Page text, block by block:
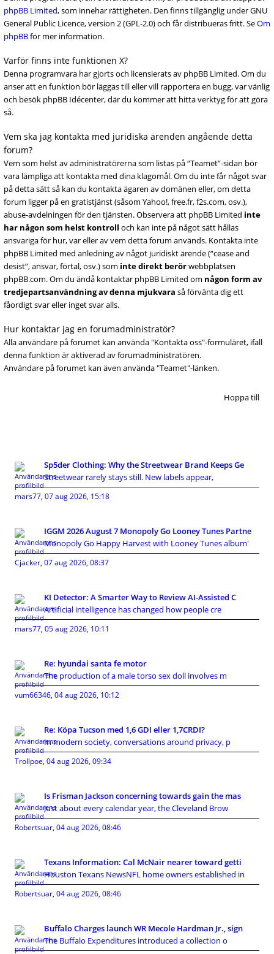
phpBB Limited, som innehar rättigheten. Den finns tillgänglig under GNU
General Public Licence, version 2 (GPL-2.0) och får distribueras fritt. SeOm
phpBBför mer information.
Varför finns inte funktionen X?
Denna programvara har gjorts och licensierats av phpBB Limited. Om du
anser att en funktion bör läggas till eller vill rapportera en bugg, var vänlig
och besök phpBB Idécenter, där du kommer att hitta verktyg för att göra
så.
Vem ska jag kontakta med juridiska ärenden angående detta
forum?
Vem som helst av administratörerna som listas på “Teamet”-sidan bör
vara lämpliga att kontakta med dina klagomål. Om du inte får något svar
på detta sätt så kan du kontakta ägaren av domänen eller, om detta
forum ligger på en gratistjänst (såsom Yahoo!, free.fr, f2s.com, osv.),
abuse-avdelningen för den tjänsten. Observera att phpBB Limited inte
har någon som helst kontroll och kan inte på något sätt hållas
ansvariga för hur, var eller av vem detta forum används. Kontakta inte
phpBB Limited med anledning av något juridiskt ärende (“cease and
desist”, ansvar, förtal, osv.) som inte direkt berörwebbplatsen
phpBB.com. Om du ändå kontaktar phpBB Limited om någon form av
tredjepartsanvändning av denna mjukvara så förvänta dig ett
fåordigt svar eller inget svar alls.
Hur kontaktar jag en forumadministratör?
Alla användare på forumet kan använda "Kontakta oss"-formuläret, ifall
denna funktion är aktiverad av forumadministratören.
Användare på forumet kan även använda "Teamet"-länken.
Hoppa till
Sp5der Clothing: Why the Streetwear Brand Keeps Ge
Streetwear rarely stays still. New labels appear,
mars77, 07 aug 2026, 15:18
IGGM 2026 August 7 Monopoly Go Looney Tunes Partne
Monopoly Go Happy Harvest with Looney Tunes album'
Cjacker, 07 aug 2026, 08:37
KI Detector: A Smarter Way to Review AI-Assisted C
Artificial intelligence has changed how people cre
mars77, 05 aug 2026, 10:11
Re: hyundai santa fe motor
The production of a male torso sex doll involves m
vum66346, 04 aug 2026, 10:12
Re: Köpa Tucson med 1,6 GDI eller 1,7CRDI?
In modern society, conversations around privacy, p
Trollpoe, 04 aug 2026, 09:34
Is Frisman Jackson concerning towards gain the mas
Just about every calendar year, the Cleveland Brow
Robertsuar, 04 aug 2026, 08:46
Texans Information: Cal McNair nearer toward getti
Houston Texans NewsNFL home owners established in
Robertsuar, 04 aug 2026, 08:46
Buffalo Charges launch WR Mecole Hardman Jr., sign
The Buffalo Expenditures introduced a collection o